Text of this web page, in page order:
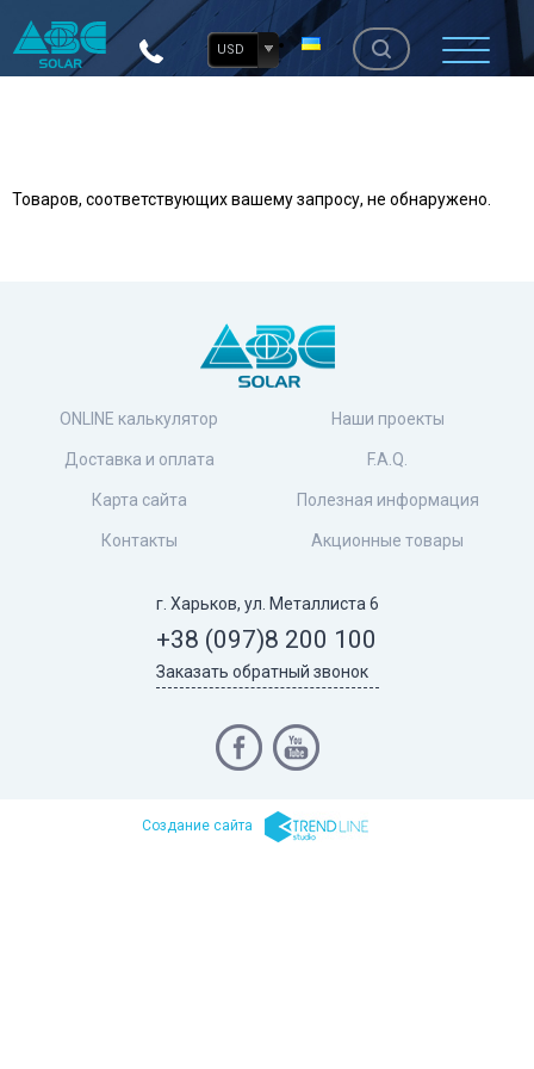
USD
Товаров, соответствующих вашему запросу, не обнаружено.
ONLINE калькулятор
Доставка и оплата
Карта сайта
Контакты
Наши проекты
F.A.Q.
Полезная информация
Акционные товары
г. Харьков, ул. Металлиста 6
+38 (097)8 200 100
Заказать обратный звонок
Cоздание сайта